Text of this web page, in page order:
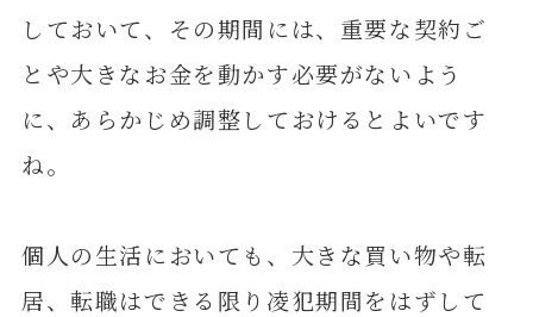
しておいて、その期間には、重要な契約ご
とや大きなお金を動かす必要がないよう
に、あらかじめ調整しておけるとよいです
ね。
個人の生活においても、大きな買い物や転
居、転職はできる限り凌犯期間をはずして